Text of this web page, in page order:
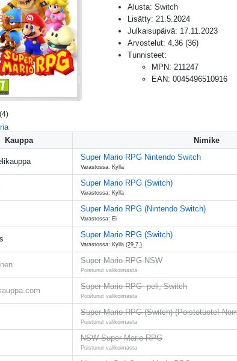
Alusta: Switch
Lisätty: 21.5.2024
Julkaisupäivä: 17.11.2023
Arvostelut: 4,36 (36)
Tunnisteet:
MPN: 211247
EAN: 0045496510916
(4)
Kauppa
Nimike
Super Mario RPG Nintendo Switch
Varastossa: Kyllä
Super Mario RPG (Switch)
Varastossa: Kyllä
Super Mario RPG (Nintendo Switch)
Varastossa: Ei
Super Mario RPG (Switch)
Varastossa: Kyllä (29.7.)
Super Mario RPG NSW
Poistunut valikoimasta
Super Mario RPG -peli, Switch
Poistunut valikoimasta
Super Mario RPG (Switch) (Poistotuote!
Poistunut valikoimasta
NSW Super Mario RPG
Poistunut valikoimasta